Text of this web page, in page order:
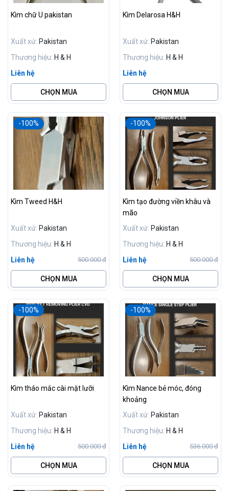
Kìm chữ U pakistan
Xuất xứ: Pakistan
Thương hiệu: H & H
Liên hệ
CHỌN MUA
Kìm Delarosa H&H
Xuất xứ: Pakistan
Thương hiệu: H & H
Liên hệ
CHỌN MUA
Kìm Tweed H&H
Xuất xứ: Pakistan
Thương hiệu: H & H
Liên hệ
500.000 đ
CHỌN MUA
-100%
Kìm tạo đường viền khâu và
mão
Xuất xứ: Pakistan
Thương hiệu: H & H
Liên hệ
500.000 đ
CHỌN MUA
-100%
Kìm tháo mắc cài mặt lưỡi
Xuất xứ: Pakistan
Thương hiệu: H & H
Liên hệ
500.000 đ
CHỌN MUA
-100%
Kìm Nance bẻ móc, đóng
khoảng
Xuất xứ: Pakistan
Thương hiệu: H & H
Liên hệ
536.000 đ
CHỌN MUA
-100%